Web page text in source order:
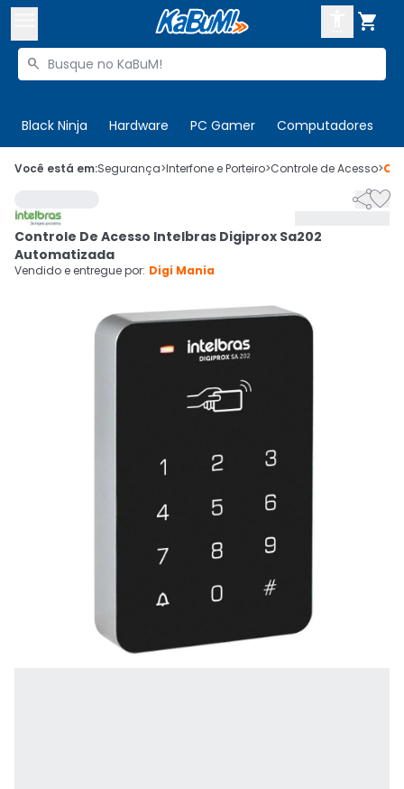

Buscar produtos

Black Ninja Hardware PC Gamer Computadores
 Olá. Acesse sua conta

Cupons
Ativar tradutor em libras
CADASTRE-SE
Você está em:Segurança>Interfone e Porteiro>Controle de Acesso>

Controle De Acesso Intelbras Digiprox Sa202
Automatizada
Vendido e entregue por: Digi Mania